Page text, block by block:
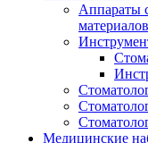
Аппараты
материалов
Медицинские